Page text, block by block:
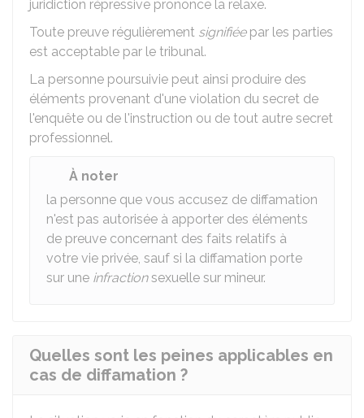
juridiction répressive prononce la relaxe.
Toute preuve régulièrement signifiéepar les parties
est acceptable par le tribunal.
La personne poursuivie peut ainsi produire des
éléments provenant d'une violation du secret de
l'enquête ou de l'instruction ou de tout autre secret
professionnel.
À noter
la personne que vous accusez de diffamation
n'est pas autorisée à apporter des éléments
de preuve concernant des faits relatifs à
votre vie privée, sauf si la diffamation porte
sur une infractionsexuelle sur mineur.
Quelles sont les peines applicables en
cas de diffamation ?